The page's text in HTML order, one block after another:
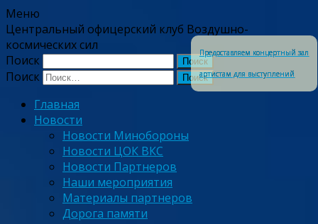
Меню
Центральный офицерский клуб Воздушно-
космических сил
Поиск
Поиск
Главная
Новости
Новости Минобороны
Новости ЦОК ВКС
Новости Партнеров
Наши мероприятия
Материалы партнеров
Дорога памяти
Предоставляем концертный зал
артистам для выступлений